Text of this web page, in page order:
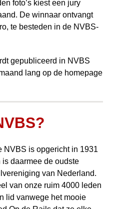
foto’s kiest een jury
De winnaar ontvangt
te besteden in de NVBS-
gepubli­ceerd in NVBS
lang op de homepage
NVBS is opgericht in 1931
is daarmee de oudste
van Nederland.
van onze ruim 4000 leden
lid vanwege het mooie